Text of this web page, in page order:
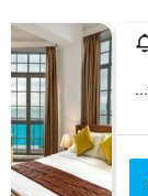
77, Galle Road, קולומבו, סרי לנקה